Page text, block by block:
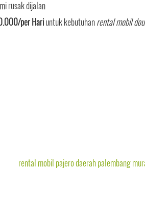
rusak dijalan
per Hariuntuk kebutuhan rental mobil
rental mobil pajero daerah palembang